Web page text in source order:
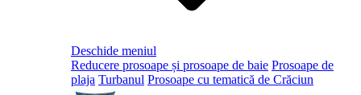
Deschide meniul
Reducere prosoape și prosoape de baie Prosoape de
plaja Turbanul Prosoape cu tematică de Crăciun